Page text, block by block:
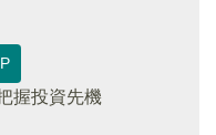
握投資先機